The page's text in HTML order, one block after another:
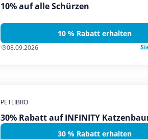
10% auf alle Schürzen
10 % Rabatt erhalten
08.09.2026
PETLIBRO
30% Rabatt auf INFINITY
30 % Rabatt erhalten